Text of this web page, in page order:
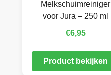
Melkschuimreiniger
voor Jura – 250 ml
€6,95
Product bekijken